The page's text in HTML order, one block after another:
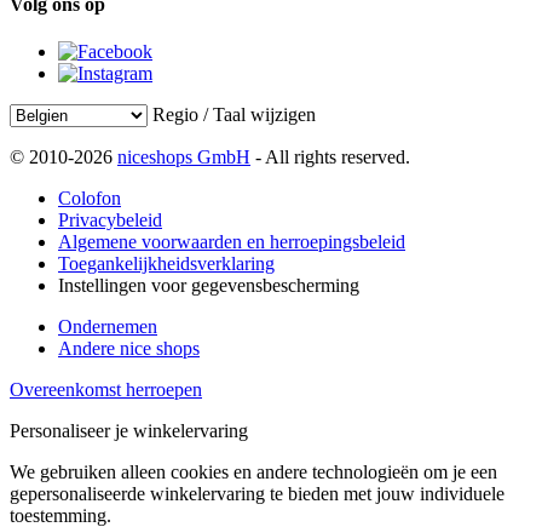
Regio / Taal wijzigen
© 2010-2026 niceshops GmbH - All rights reserved.
Colofon
Privacybeleid
Algemene voorwaarden en herroepingsbeleid
Toegankelijkheidsverklaring
Instellingen voor gegevensbescherming
Ondernemen
Andere nice shops
Overeenkomst herroepen
Personaliseer je winkelervaring
We gebruiken alleen cookies en andere technologieën om je een
gepersonaliseerde winkelervaring te bieden met jouw individuele
toestemming.